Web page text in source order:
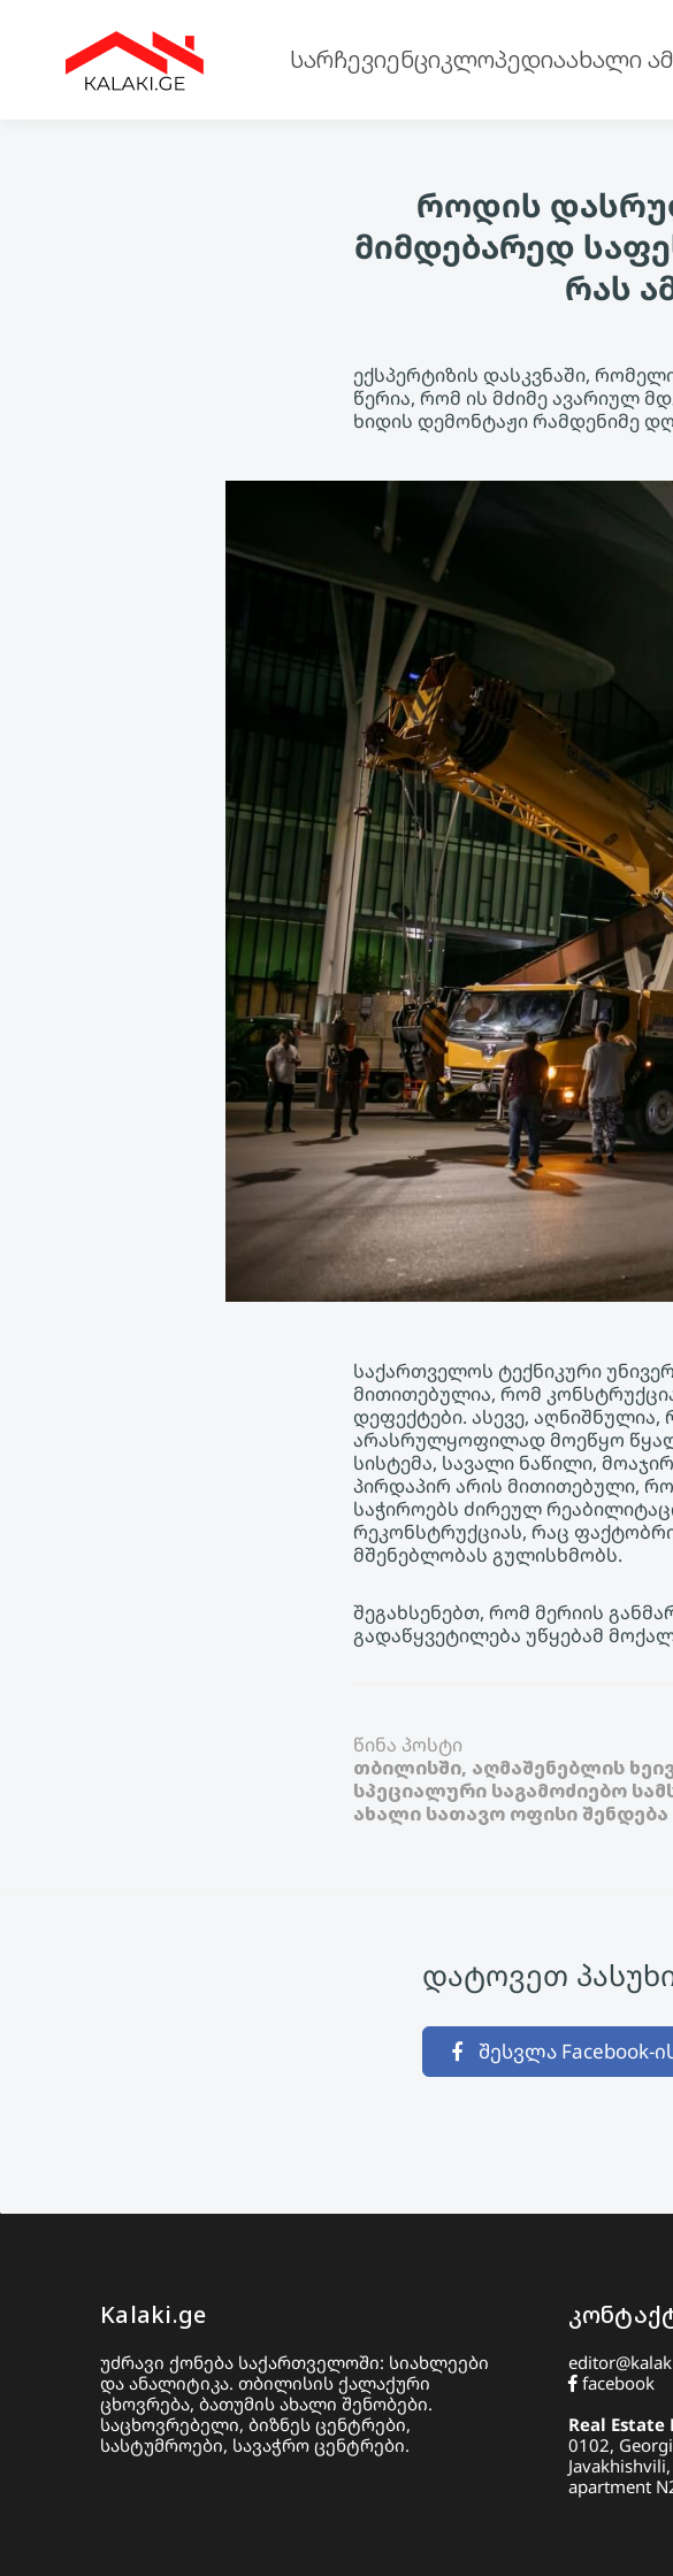
სარჩევიენციკლოპედიაახალი
როდის
მიმდებარედ
რას
ექსპერტიზის დასკვნაში,
წერია, რომ ის მძიმე ავარიულ
ხიდის დემონტაჟი რამდენიმე
საქართველოს ტექნიკური
მითითებულია, რომ
დეფექტები. ასევე,
არასრულყოფილად მოეწყო
სისტემა, სავალი ნაწილი,
პირდაპირ არის მითითებული,
საჭიროებს ძირეულ
რეკონსტრუქციას, რაც
მშენებლობას გულისხმობს.
შეგახსენებთ, რომ მერიის
გადაწყვეტილება უწყებამ
წინა პოსტი
თბილისში, აღმაშენებლის
სპეციალური საგამოძიებო
ახალი სათავო ოფისი შენდება
დატოვეთ
შესვლა Facebook-
Kalaki.ge
უძრავი ქონება საქართველოში: სიახლეები
და ანალიტიკა. თბილისის ქალაქური
ცხოვრება, ბათუმის ახალი შენობები.
საცხოვრებელი, ბიზნეს ცენტრები,
სასტუმროები, სავაჭრო ცენტრები.
facebook
Real Estate
0102,
apartment